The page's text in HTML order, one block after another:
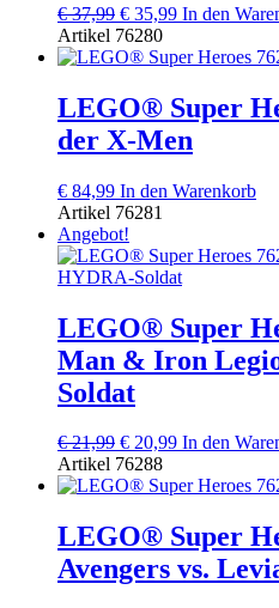
€37,99 Ursprünglicher
Preis
war:
€ 35,99Aktueller
ist:
In den
Artikel 76280
LEGO® Super
der X-Men
€ 84,99 In den Warenkorb
Artikel 76281
Angebot!
LEGO® Super
Man & Iron
Soldat
€21,99 Ursprünglicher
Preis
war:
€ 20,99Aktueller
ist:
In den
Artikel 76288
LEGO® Super
Avengers vs.